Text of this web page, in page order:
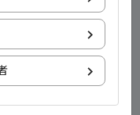
（第5版）